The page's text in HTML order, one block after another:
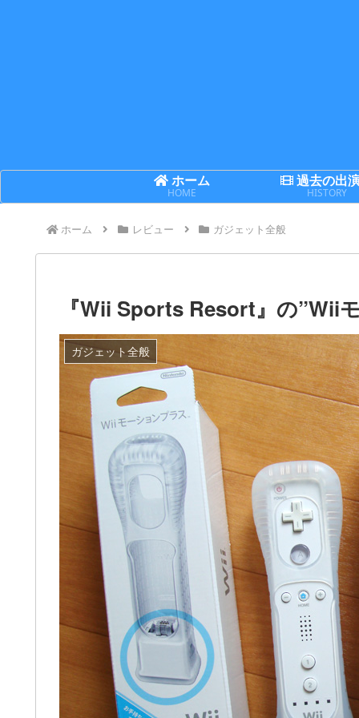
ホーム
HOME
過去の出
HISTORY
ホーム レビュー ガジェット全般
『Wii Sports Resort』の”Wii
ガジェット全般